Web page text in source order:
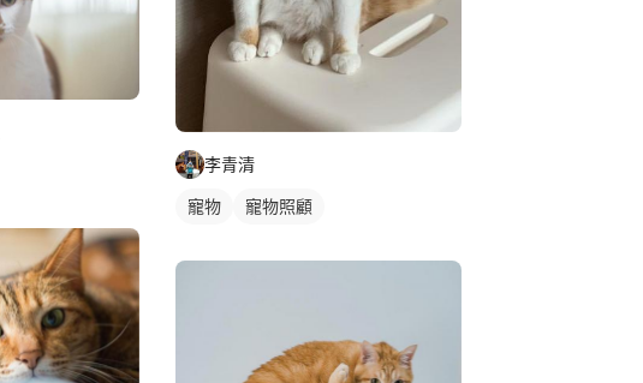
李青清
寵物 寵物照顧